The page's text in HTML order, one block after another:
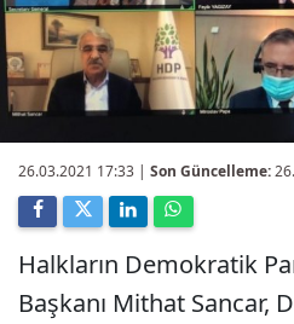
26.03.2021 17:33 | Son Güncelleme:
Halkların Demokratik
Başkanı Mithat Sancar,